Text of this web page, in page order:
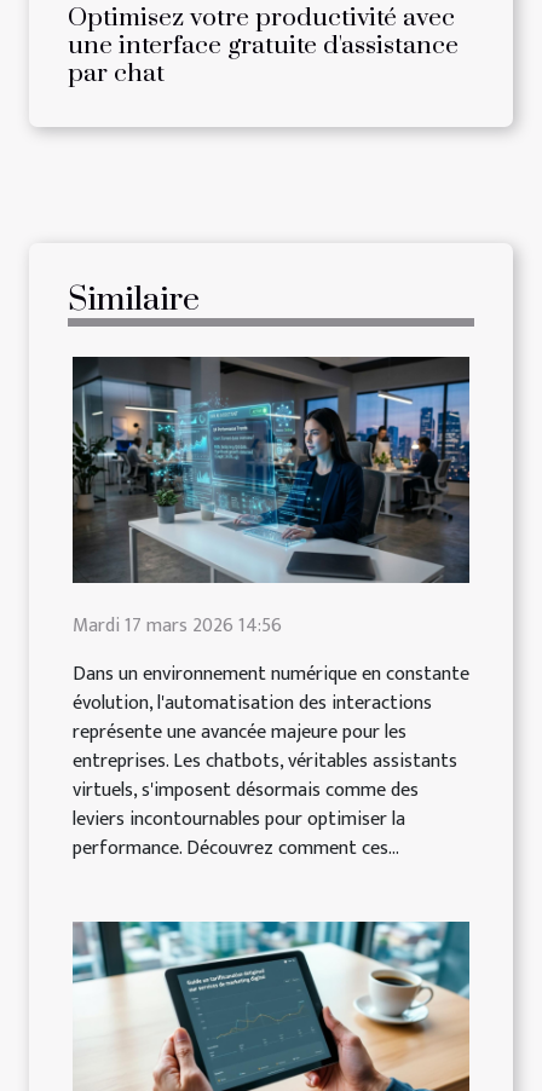
Optimisez votre productivité avec
une interface gratuite d'assistance
par chat
Similaire
Mardi 17 mars 2026 14:56
Dans un environnement numérique en constante
évolution, l'automatisation des interactions
représente une avancée majeure pour les
entreprises. Les chatbots, véritables assistants
virtuels, s'imposent désormais comme des
leviers incontournables pour optimiser la
performance. Découvrez comment ces...